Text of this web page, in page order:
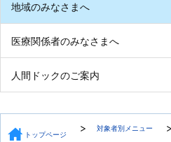
地域のみなさまへ
医療関係者のみなさまへ
人間ドックのご案内
トップページ
対象者別メニュー